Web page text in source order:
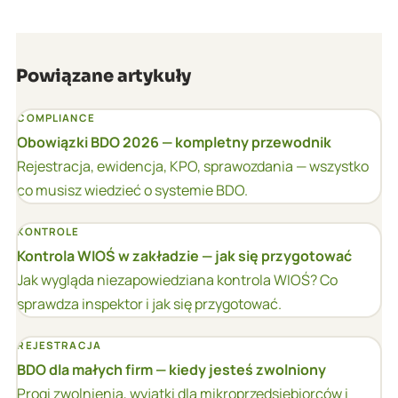
Powiązane artykuły
COMPLIANCE
Obowiązki BDO 2026 — kompletny przewodnik
Rejestracja, ewidencja, KPO, sprawozdania — wszystko
co musisz wiedzieć o systemie BDO.
KONTROLE
Kontrola WIOŚ w zakładzie — jak się przygotować
Jak wygląda niezapowiedziana kontrola WIOŚ? Co
sprawdza inspektor i jak się przygotować.
REJESTRACJA
BDO dla małych firm — kiedy jesteś zwolniony
Progi zwolnienia, wyjątki dla mikroprzedsiębiorców i